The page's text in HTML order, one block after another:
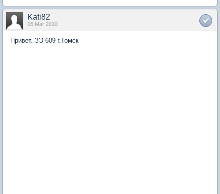
Kati82
05 Mar 2010
Привет. ЗЭ-609 г.Томск